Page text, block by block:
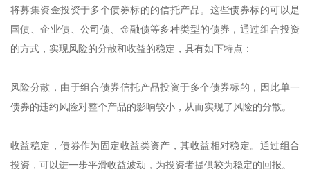
将募集资金投资于多个债券标的的信托产品。这些债券标的可以是
国债、企业债、公司债、金融债等多种类型的债券，通过组合投资
的方式，实现风险的分散和收益的稳定，具有如下特点：
风险分散，由于组合债券信托产品投资于多个债券标的，因此单一
债券的违约风险对整个产品的影响较小，从而实现了风险的分散。
收益稳定，债券作为固定收益类资产，其收益相对稳定。通过组合
投资，可以进一步平滑收益波动，为投资者提供较为稳定的回报。